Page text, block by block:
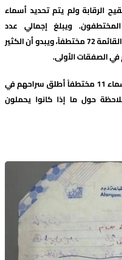
ولم يتم تحديد أسماء
ويبلغ إجمالي عدد
المختطفين المذكورين في القائمة 72 مختطفاً، ويبدو أن الكثير
الأولى.
وتضمنت الوثيقة الثالثة أسماء 11 مختطفاً أطلق سراحهم في
حول ما إذا كانوا يحملون